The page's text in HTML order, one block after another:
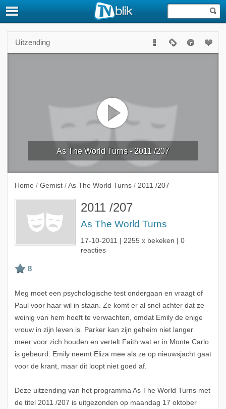
Uitzending
As The World Turns - 2011 /207
Home / Gemist / As The World Turns / 2011 /207
2011 /207
As The World Turns
17-10-2011 | 2255 x bekeken | 0
reacties
Meg moet een psychologische test ondergaan en vraagt of
Paul voor haar wil in staan. Ze komt er al snel achter dat ze
weinig van hem hoeft te verwachten, omdat Emily de enige
vrouw in zijn leven is. Parker kan zijn geheim niet langer
meer voor zich houden en vertelt Faith wat er in Monte Carlo
is gebeurd. Emily neemt Eliza mee als ze op nieuwsjacht gaat
voor de krant, maar dit loopt niet goed af.
Deze uitzending van het programma As The World Turns met
de titel 2011 /207 is uitgezonden op maandag 17 oktober